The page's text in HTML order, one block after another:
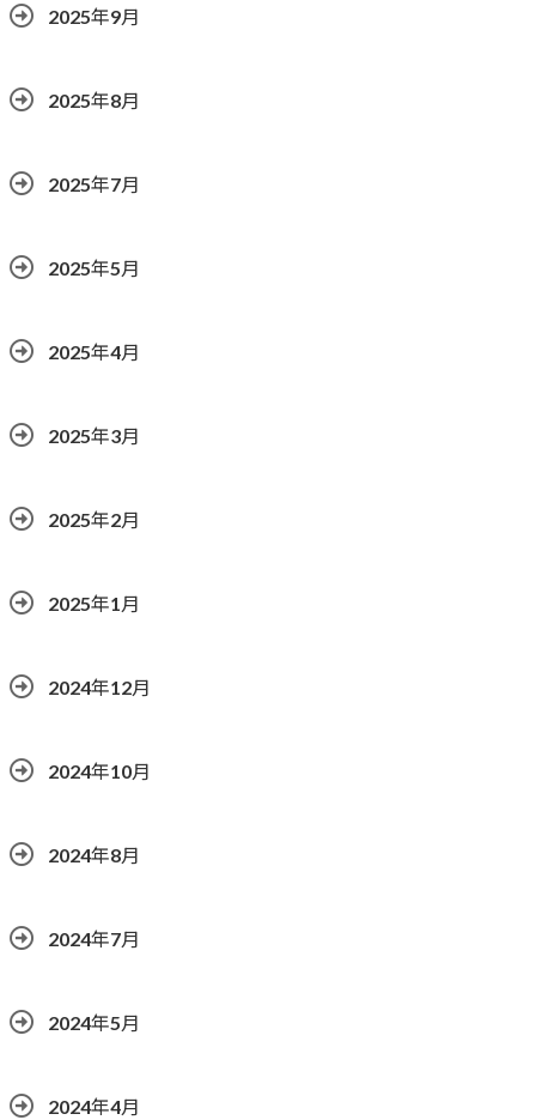
2025年9月
2025年8月
2025年7月
2025年5月
2025年4月
2025年3月
2025年2月
2025年1月
2024年12月
2024年10月
2024年8月
2024年7月
2024年5月
2024年4月